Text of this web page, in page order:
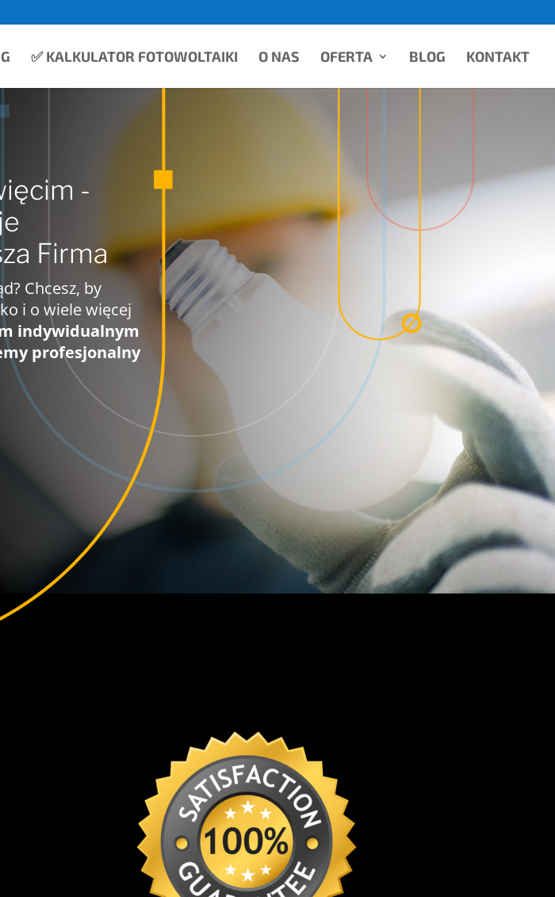
✅ KALKULATOR FOTOWOLTAIKI O NAS OFERTA BLOG KONTAKT
-
Firma
Chcesz, by
i o wiele więcej
indywidualnym
profesjonalny